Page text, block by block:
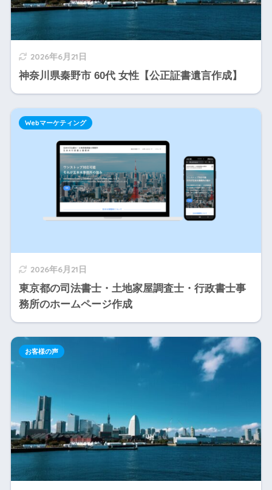
2026年6月21日
神奈川県秦野市 60代 女性【公正証書遺言作成】
2026年6月21日
東京都の司法書士・土地家屋調査士・行政書士事
務所のホームページ作成
Webマーケティング
お客様の声